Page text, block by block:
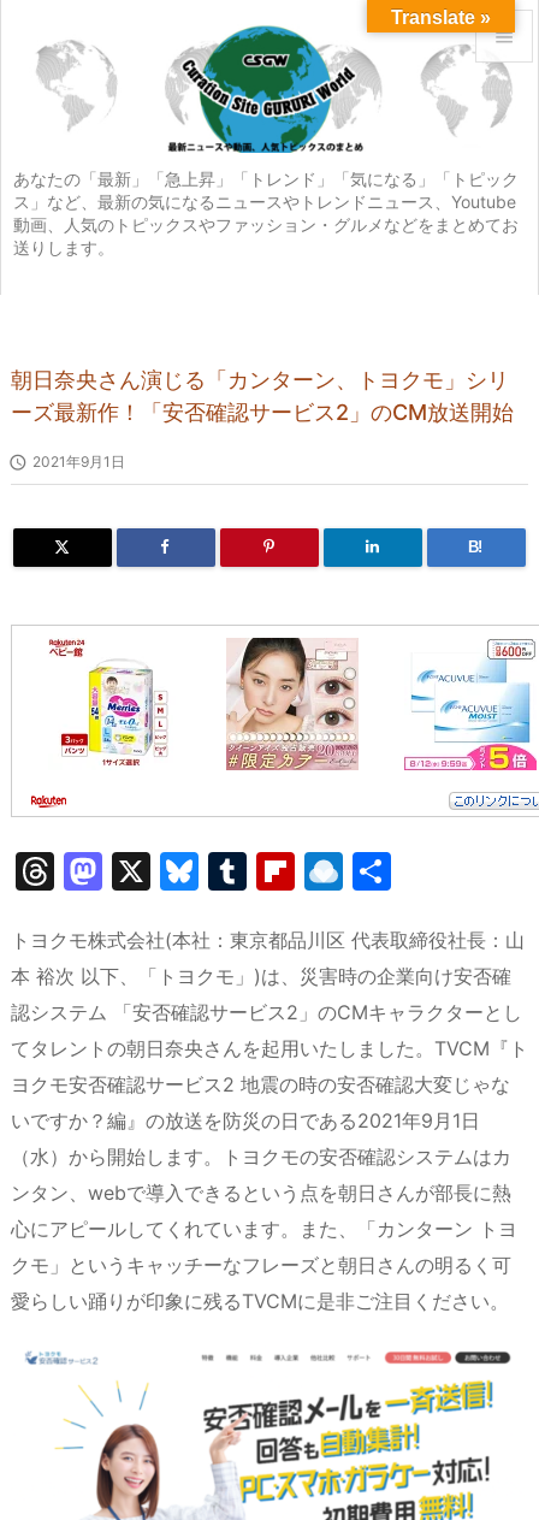
あなたの「最新」「急上昇」「トレンド」「気になる」「トピック
ス」など、最新の気になるニュースやトレンドニュース、Youtube
動画、人気のトピックスやファッション・グルメなどをまとめてお
送りします。


メニュ
サイド

前へ
朝日奈央さん演じる「カンターン、トヨクモ」シリ
ーズ最新作！「安否確認サービス2」のCM放送開始
 2021年9月1日
B!
T
e
a
d
s
M
st
o
d
o
n
X
Bl
e
s
k
y
T
m
bl
r
Fl
b
o
ar
d
R
n
dr
o
p.
io
トヨクモ株式会社(本社：東京都品川区 代表取締役社長：山
本 裕次 以下、「トヨクモ」)は、災害時の企業向け安否確
認システム 「安否確認サービス2」のCMキャラクターとし
てタレントの朝日奈央さんを起用いたしました。TVCM『ト
ヨクモ安否確認サービス2 地震の時の安否確認大変じゃな
いですか？編』の放送を防災の日である2021年9月1日
（水）から開始します。トヨクモの安否確認システムはカ
ンタン、webで導入できるという点を朝日さんが部長に熱
心にアピールしてくれています。また、「カンターン トヨ
クモ」というキャッチーなフレーズと朝日さんの明るく可
愛らしい踊りが印象に残るTVCMに是非ご注目ください。
Translate »